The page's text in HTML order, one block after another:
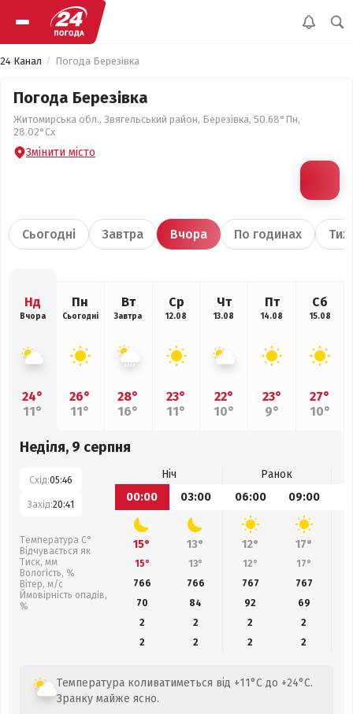
24 Канал Погода Березівка
Погода Березівка
Житомирська обл., Звягельський район, Березівка, 50.68°Пн,
28.02°Сх
Змінити місто
Сьогодні Завтра Вчора По годинах
Нд
Вчора
24°
11°
Пн
Сьогодні
26°
11°
Вт
Завтра
28°
16°
Ср
12.08
23°
11°
Чт
13.08
22°
10°
Пт
14.08
23°
9°
Сб
15.08
27°
10°
Неділя, 9 серпня
Схід:05:46
Захід:20:41
Температура С°
Відчувається як
Тиск, мм
Вологість, %
Вітер, м/с
Ймовірність опадів,
%
Ніч
Ранок
00:00
03:00 06:00 09:00
15° 13° 12° 17°
15° 13° 12° 17°
766
766 767 767
70
84 92
69
2
2 2
2
2
2 2 2
Температура коливатиметься від +11°C до +24°C.
Зранку майже ясно.